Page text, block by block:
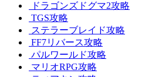
ドラゴンズドグマ2攻略
TGS攻略
ステラーブレイド攻略
FF7リバース攻略
パルワールド攻略
マリオRPG攻略